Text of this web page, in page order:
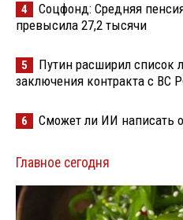
4
Соцфонд: Средняя
превысила 27,2 тысячи
5
Путин расширил список
заключения контракта с ВС
6 Сможет ли ИИ написать
Главное сегодня